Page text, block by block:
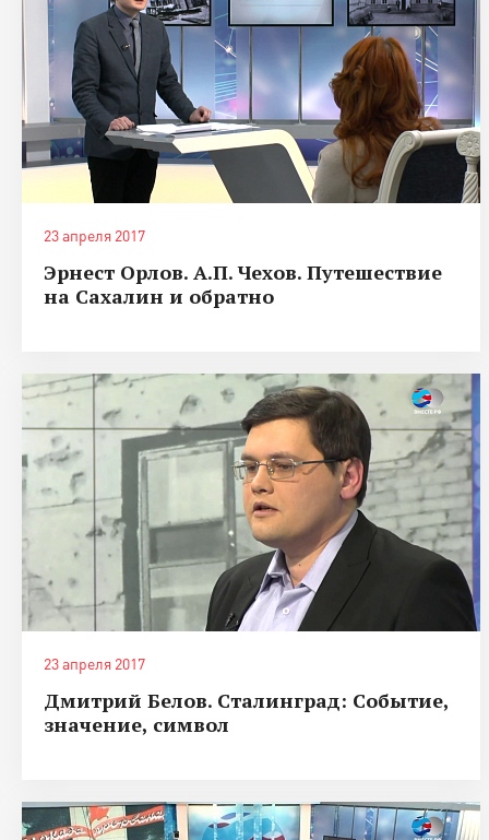
23 апреля 2017
Эрнест Орлов. А.П. Чехов. Путешествие
на Сахалин и обратно
23 апреля 2017
Дмитрий Белов. Сталинград: Событие,
значение, символ